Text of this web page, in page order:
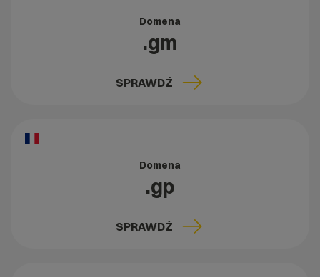
Domena
.gm
SPRAWDŹ
Domena
.gp
SPRAWDŹ